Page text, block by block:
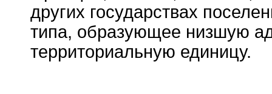
других государствах
типа, образующее низшую
территориальную единицу.